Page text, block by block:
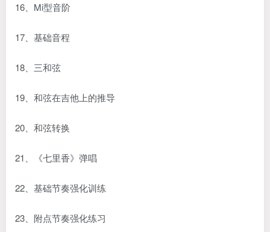
16、Mi型音阶
17、基础音程
18、三和弦
19、和弦在吉他上的推导
20、和弦转换
21、《七里香》弹唱
22、基础节奏强化训练
23、附点节奏强化练习